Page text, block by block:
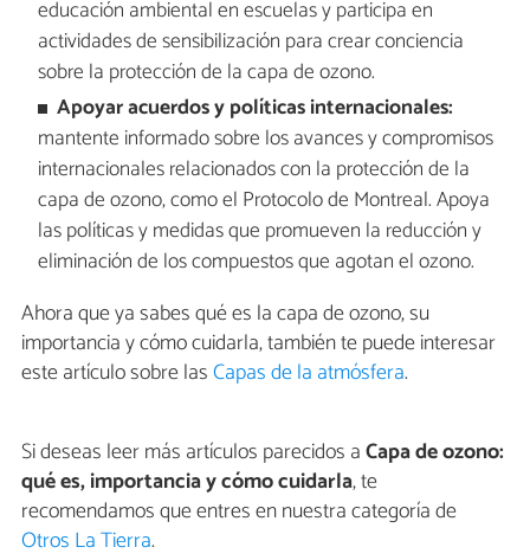
educación ambiental en escuelas y participa en
actividades de sensibilización para crear conciencia
sobre la protección de la capa de ozono.
Apoyar acuerdos y políticas internacionales:
mantente informado sobre los avances y compromisos
internacionales relacionados con la protección de la
capa de ozono, como el Protocolo de Montreal. Apoya
las políticas y medidas que promueven la reducción y
eliminación de los compuestos que agotan el ozono.
Ahora que ya sabes qué es la capa de ozono, su
importancia y cómo cuidarla, también te puede interesar
este artículo sobre lasCapas de la atmósfera.
Si deseas leer más artículos parecidos aCapa de ozono:
qué es, importancia y cómo cuidarla, te
recomendamos que entres en nuestra categoría de
Otros La Tierra.